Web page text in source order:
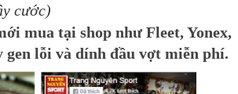
cước)
mua tại shop như Fleet, Yonex,
lỗi và dính đầu vợt miễn phí.